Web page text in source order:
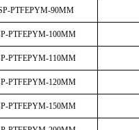
PTFEPYM-90MM
PTFEPYM-100MM
PTFEPYM-110MM
PTFEPYM-120MM
PTFEPYM-150MM